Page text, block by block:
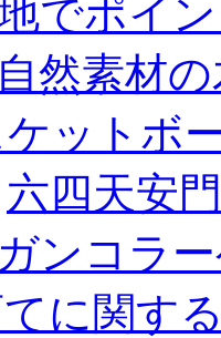
でポイ
自然素材
ットボ
六四天安門
ンコラ
に関す